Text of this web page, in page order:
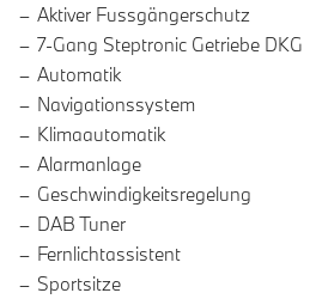
Aktiver Fussgängerschutz
7-Gang Steptronic Getriebe DKG
Automatik
Navigationssystem
Klimaautomatik
Alarmanlage
Geschwindigkeitsregelung
DAB Tuner
Fernlichtassistent
Sportsitze